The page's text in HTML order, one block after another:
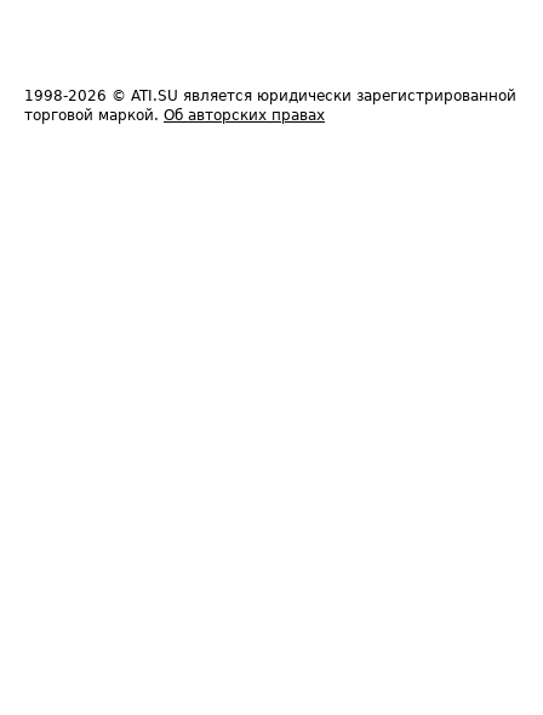
1998-2026 © ATI.SU является юридически зарегистрированной
торговой маркой. Об авторских правах